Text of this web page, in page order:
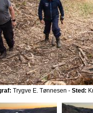
Trygve E. Tønnesen - Sted: